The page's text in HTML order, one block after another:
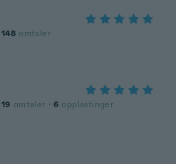
148 omtaler
19 omtaler · 6 opplastinger